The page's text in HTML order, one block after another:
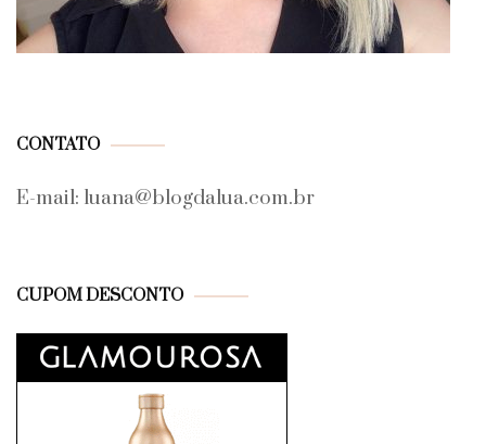
CONTATO
E-mail: luana@blogdalua.com.br
CUPOM DESCONTO